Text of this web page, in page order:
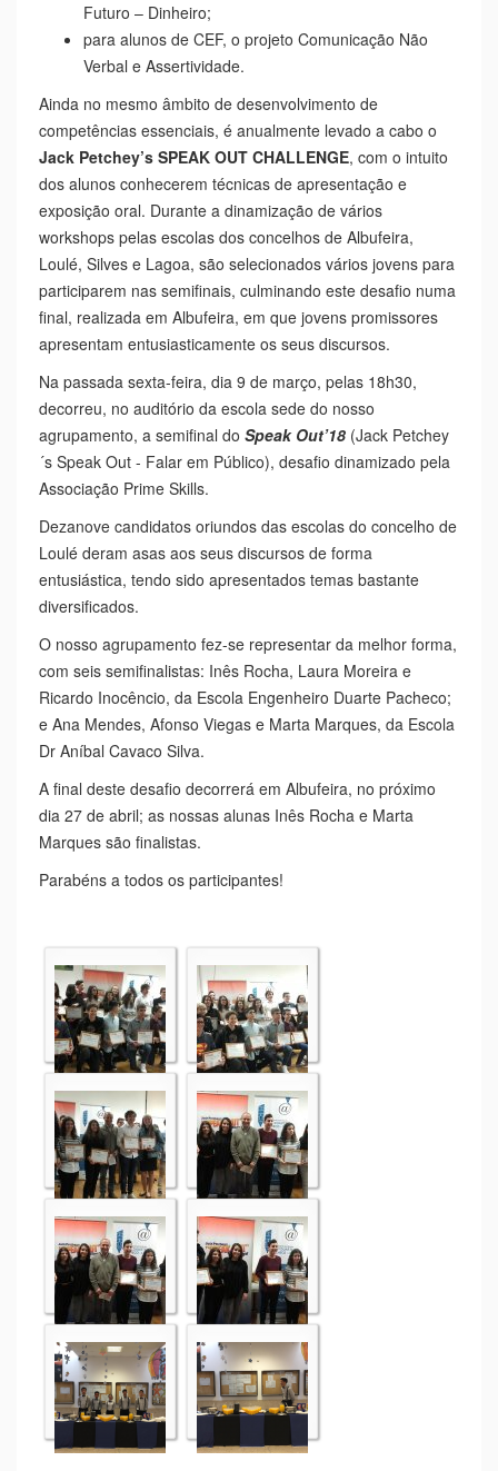
Futuro – Dinheiro;
para alunos de CEF, o projeto Comunicação Não
Verbal e Assertividade.
Ainda no mesmo âmbito de desenvolvimento de
competências essenciais, é anualmente levado a cabo o
Jack Petchey’s SPEAK OUT CHALLENGE, com o intuito
dos alunos conhecerem técnicas de apresentação e
exposição oral. Durante a dinamização de vários
workshops pelas escolas dos concelhos de Albufeira,
Loulé, Silves e Lagoa, são selecionados vários jovens para
participarem nas semifinais, culminando este desafio numa
final, realizada em Albufeira, em que jovens promissores
apresentam entusiasticamente os seus discursos.
Na passada sexta-feira, dia 9 de março, pelas 18h30,
decorreu, no auditório da escola sede do nosso
agrupamento, a semifinal do Speak Out’18 (Jack Petchey
´s Speak Out - Falar em Público), desafio dinamizado pela
Associação Prime Skills.
Dezanove candidatos oriundos das escolas do concelho de
Loulé deram asas aos seus discursos de forma
entusiástica, tendo sido apresentados temas bastante
diversificados.
O nosso agrupamento fez-se representar da melhor forma,
com seis semifinalistas: Inês Rocha, Laura Moreira e
Ricardo Inocêncio, da Escola Engenheiro Duarte Pacheco;
e Ana Mendes, Afonso Viegas e Marta Marques, da Escola
Dr Aníbal Cavaco Silva.
A final deste desafio decorrerá em Albufeira, no próximo
dia 27 de abril; as nossas alunas Inês Rocha e Marta
Marques são finalistas.
Parabéns a todos os participantes!